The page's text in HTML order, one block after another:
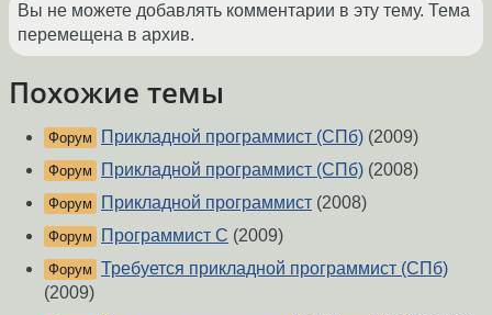
Вы не можете добавлять комментарии в эту тему. Тема
перемещена в архив.
Похожие темы
Форум Прикладной программист (СПб) (2009)
Форум Прикладной программист (СПб) (2008)
Форум Прикладной программист (2008)
Форум Программист С (2009)
Форум Требуется прикладной программист (СПб)
(2009)